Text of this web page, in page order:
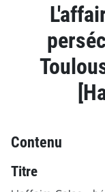
Contenu
Titre